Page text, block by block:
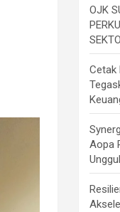
OJK
Cetak
Aopa